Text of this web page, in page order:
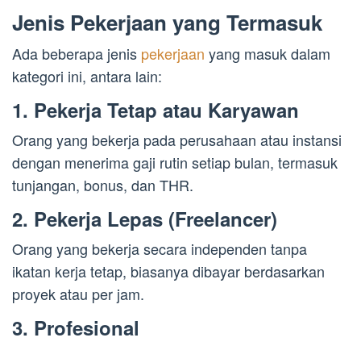
Jenis Pekerjaan yang Termasuk
Ada beberapa jenis pekerjaan yang masuk dalam
kategori ini, antara lain:
1. Pekerja Tetap atau Karyawan
Orang yang bekerja pada perusahaan atau instansi
dengan menerima gaji rutin setiap bulan, termasuk
tunjangan, bonus, dan THR.
2. Pekerja Lepas (Freelancer)
Orang yang bekerja secara independen tanpa
ikatan kerja tetap, biasanya dibayar berdasarkan
proyek atau per jam.
3. Profesional